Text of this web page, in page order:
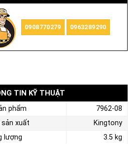
0908770279 0963289290
TIN KỸ THUẬT
phẩm
7962-08
sản xuất
Kingtony
lượng
3.5 kg